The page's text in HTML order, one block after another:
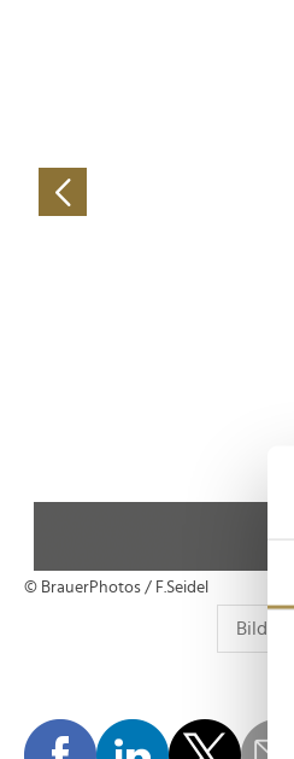
© BrauerPhotos / F.Seidel